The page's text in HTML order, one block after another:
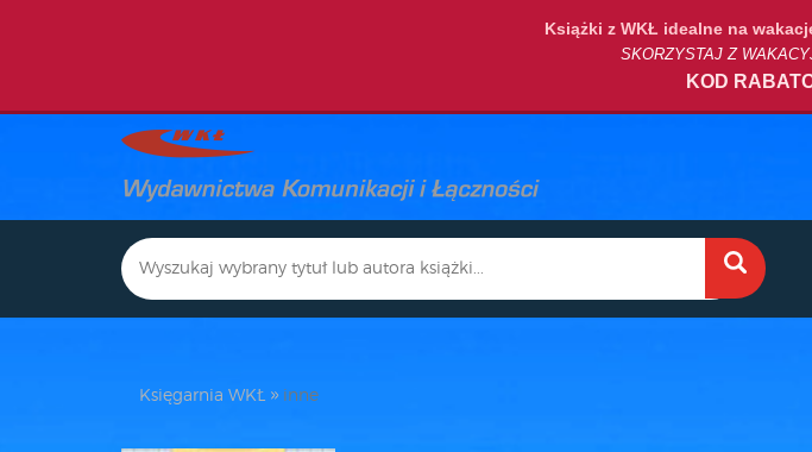
Książki z WKŁ idealne na
SKORZYSTAJ Z
KOD
Księgarnia WKŁ inne